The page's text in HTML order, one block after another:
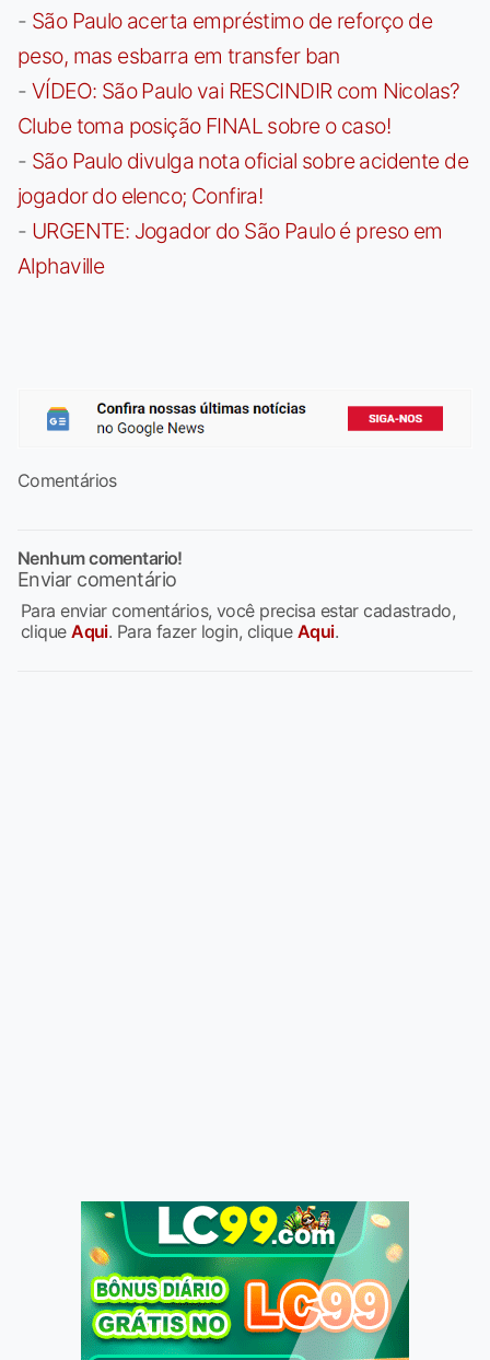
- São Paulo acerta empréstimo de reforço de
peso, mas esbarra em transfer ban
- VÍDEO: São Paulo vai RESCINDIR com Nicolas?
Clube toma posição FINAL sobre o caso!
- São Paulo divulga nota oficial sobre acidente de
jogador do elenco; Confira!
- URGENTE: Jogador do São Paulo é preso em
Alphaville
Comentários
Nenhum comentario!
Enviar comentário
Para enviar comentários, você precisa estar cadastrado,
cliqueAqui. Para fazer login, clique Aqui.